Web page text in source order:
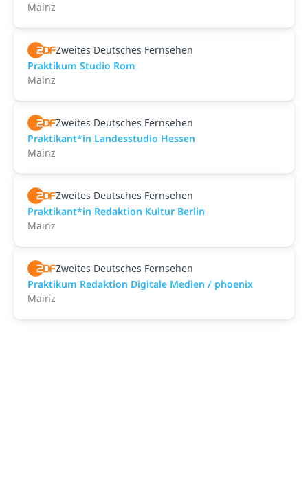
Mainz
Zweites Deutsches Fernsehen
Praktikum Studio Rom
Mainz
Zweites Deutsches Fernsehen
Praktikant*in Landesstudio Hessen
Mainz
Zweites Deutsches Fernsehen
Praktikant*in Redaktion Kultur Berlin
Mainz
Zweites Deutsches Fernsehen
Praktikum Redaktion Digitale Medien / phoenix
Mainz